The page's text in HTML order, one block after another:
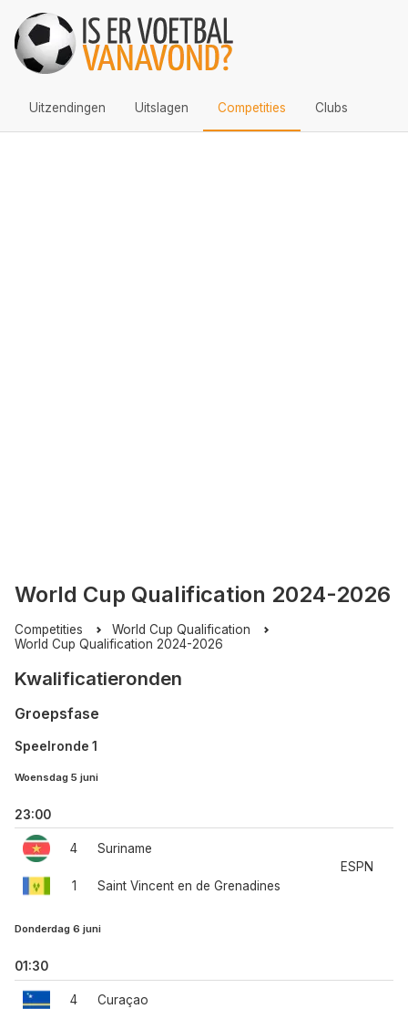
Uitzendingen Uitslagen Competities Clubs
World Cup Qualification 2024-2026
Competities
World Cup Qualification
World Cup Qualification 2024-2026
Kwalificatieronden
Groepsfase
Speelronde 1
Woensdag 5 juni
23:00
4
1
Suriname
Saint Vincent en de Grenadines
ESPN
Donderdag 6 juni
01:30
4 Curaçao